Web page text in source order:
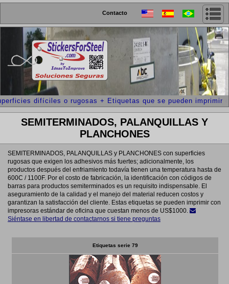
Contacto
difíciles o rugosas + Etiquetas que se pueden
SEMITERMINADOS, PALANQUILLAS Y
PLANCHONES
SEMITERMINADOS, PALANQUILLAS y PLANCHONES con superficies
rugosas que exigen los adhesivos más fuertes; adicionalmente, los
productos después del enfriamiento todavía tienen una temperatura hasta de
600C / 1100F. Por el costo de fabricación, la identificación con códigos de
barras para productos semiterminados es un requisito indispensable. El
aseguramiento de la calidad y el manejo del material reducen costos y
garantizan la satisfacción del cliente. Estas etiquetas se pueden imprimir con
impresoras estándar de oficina que cuestan menos de US$1000.
Siéntase en libertad de contactarnos si tiene preguntas
Etiquetas serie 79